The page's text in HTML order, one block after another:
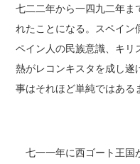
七二二年から一四九二年ま
れたことになる。スペイン
ペイン人の民族意識、キ
熱がレコンキスタを成し遂
事はそれほど単純ではある
七一一年に西ゴート王国